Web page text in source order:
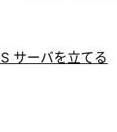
サーバを立てる